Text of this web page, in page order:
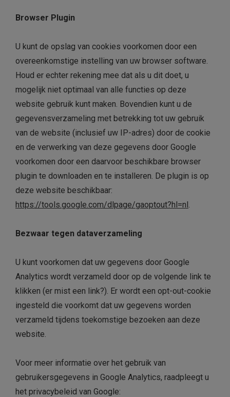
Browser Plugin
U kunt de opslag van cookies voorkomen door een
overeenkomstige instelling van uw browser software.
Houd er echter rekening mee dat als u dit doet, u
mogelijk niet optimaal van alle functies op deze
website gebruik kunt maken. Bovendien kunt u de
gegevensverzameling met betrekking tot uw gebruik
van de website (inclusief uw IP-adres) door de cookie
en de verwerking van deze gegevens door Google
voorkomen door een daarvoor beschikbare browser
plugin te downloaden en te installeren. De plugin is op
deze website beschikbaar:
https://tools.google.com/dlpage/gaoptout?hl=nl.
Bezwaar tegen dataverzameling
U kunt voorkomen dat uw gegevens door Google
Analytics wordt verzameld door op de volgende link te
klikken (er mist een link?). Er wordt een opt-out-cookie
ingesteld die voorkomt dat uw gegevens worden
verzameld tijdens toekomstige bezoeken aan deze
website.
Voor meer informatie over het gebruik van
gebruikersgegevens in Google Analytics, raadpleegt u
het privacybeleid van Google: